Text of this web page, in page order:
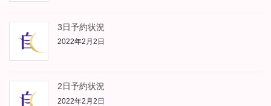
3日予約状況
2022年2月2日
2日予約状況
2022年2月2日